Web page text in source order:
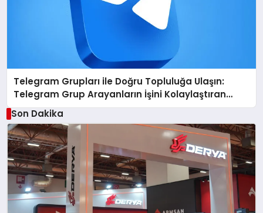
Telegram Grupları ile Doğru Topluluğa Ulaşın:
Telegram Grup Arayanların İşini Kolaylaştıran
Çözüm
Son Dakika